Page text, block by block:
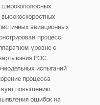
широкополосных
авиационных
процесс
уровне с
РЭС.
модельных испытаний
процесса
повышению
ошибок на